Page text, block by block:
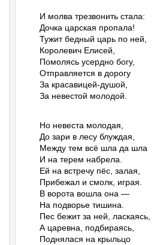
И молва трезвонить стала:
Дочка царская пропала!
Тужит бедный царь по ней,
Королевич Елисей,
Помолясь усердно богу,
Отправляется в дорогу
За красавицей-душой,
За невестой молодой.
Но невеста молодая,
До зари в лесу блуждая,
Между тем всё шла да шла
И на терем набрела.
Ей на встречу пёс, залая,
Прибежал и смолк, играя.
В ворота вошла она —
На подворье тишина.
Пес бежит за ней, ласкаясь,
А царевна, подбираясь,
Поднялася на крыльцо